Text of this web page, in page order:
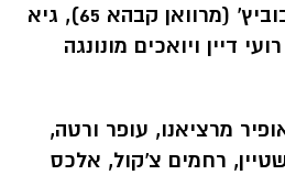
גולדנברג, יובל יעקובוביץ' (מרוואן קבהא 65), גיא
דיין ויואכים מונונגה
מרציאנו, עופר ורטה,
רחמים צ'קול, אלכס